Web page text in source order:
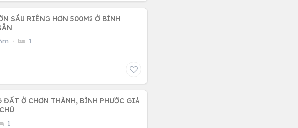
SẦU RIÊNG HƠN 500M2 Ở BÌNH
· 1
Ở CHƠN THÀNH, BÌNH PHƯỚC GIÁ
1